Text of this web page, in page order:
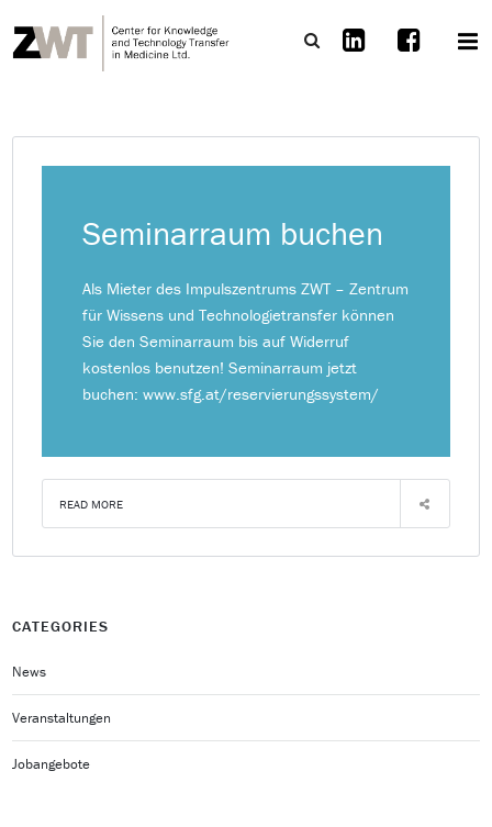
Seminarraum buchen
Als Mieter des Impulszentrums ZWT – Zentrum
für Wissens und Technologietransfer können
Sie den Seminarraum bis auf Widerruf
kostenlos benutzen! Seminarraum jetzt
buchen: www.sfg.at/reservierungssystem/
READ MORE
CATEGORIES
News
Veranstaltungen
Jobangebote